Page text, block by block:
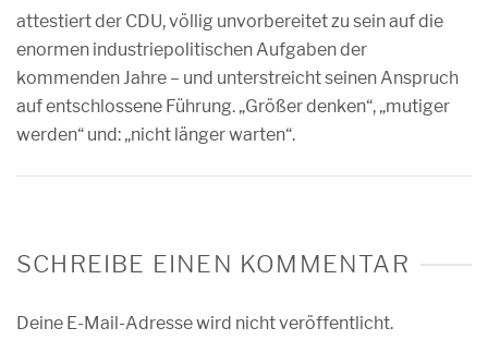
attestiert der CDU, völlig unvorbereitet zu sein auf die
enormen industriepolitischen Aufgaben der
kommenden Jahre – und unterstreicht seinen Anspruch
auf entschlossene Führung. „Größer denken“, „mutiger
werden“ und: „nicht länger warten“.
SCHREIBE EINEN KOMMENTAR
Deine E-Mail-Adresse wird nicht veröffentlicht.